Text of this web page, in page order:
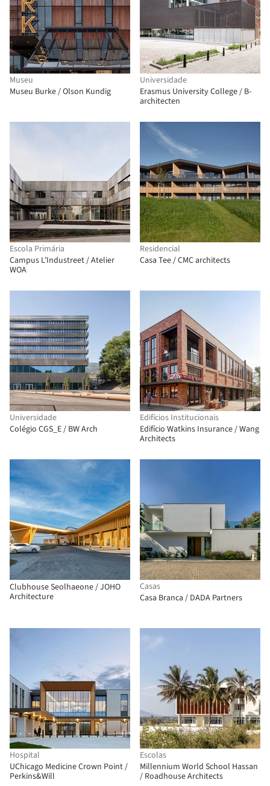
Museu
Museu Burke / Olson Kundig
Universidade
Erasmus University College / B-
architecten
Escola Primária
Campus L’Industreet / Atelier
WOA
Residencial
Casa Tee / CMC architects
Universidade
Colégio CGS_E / BW Arch
Edifícios Institucionais
Edifício Watkins Insurance / Wang
Architects
Clubhouse Seolhaeone / JOHO
Architecture
Casas
Casa Branca / DADA Partners
Hospital
UChicago Medicine Crown Point /
Perkins&Will
Escolas
Millennium World School Hassan
/ Roadhouse Architects